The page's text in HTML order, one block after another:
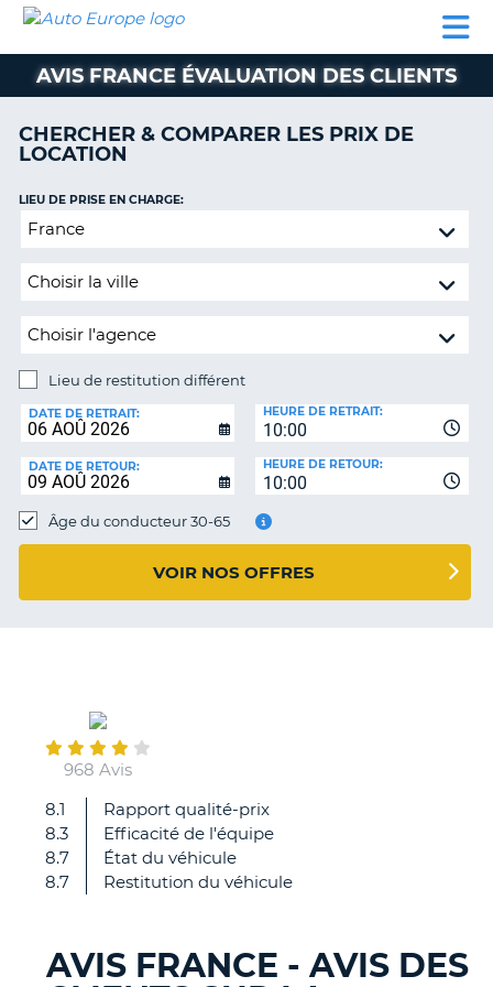
LOCATION
VOITURE
CAMPING-
CAR
CLIENT
AUTO
EUROPE
LOCATION
VOITURE
CAMPING-
CAR
PARTENAIRES
SUPPORT
CLIENT
COMPTE
MA
AVIS FRANCE ÉVALUATION DES CLIENTS
CHERCHER & COMPARER LES PRIX DE
LOCATION
Lieu
restitution
LIEU DE PRISE EN CHARGE:
Lieu de restitution différent
DE
RESTITUTION:
DATE DE RETRAIT:
10:00
HEURE DE RETRAIT:
DATE DE RETOUR:
10:00
HEURE DE RETOUR:
Âge du conducteur 30-65
VOIR NOS OFFRES
968 Avis
8.1
8.3
8.7
8.7
Rapport qualité-prix
Efficacité de l'équipe
État du véhicule
Restitution du véhicule
Efficacité
et
cordialité
AVIS FRANCE - AVIS DES